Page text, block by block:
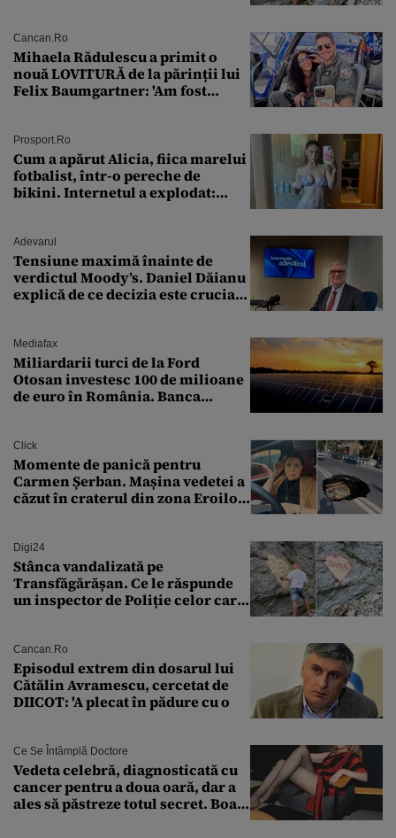
Cancan.ro
Mihaela Rădulescu a primit o
nouă LOVITURĂ de la părinții lui
Felix Baumgartner: 'Am fost
Prosport.ro
Cum a apărut Alicia, fiica marelui
fotbalist, într-o pereche de
bikini. Internetul a explodat:
Adevarul
Tensiune maximă înainte de
verdictul Moody’s. Daniel Dăianu
explică de ce decizia este crucială
Mediafax
Miliardarii turci de la Ford
Otosan investesc 100 de milioane
de euro în România. Banca
Click
Momente de panică pentru
Carmen Șerban. Mașina vedetei a
căzut în craterul din zona Eroilor:
Digi24
Stânca vandalizată pe
Transfăgărășan. Ce le răspunde
un inspector de Poliție celor care
Cancan.ro
Episodul extrem din dosarul lui
Cătălin Avramescu, cercetat de
DIICOT: 'A plecat în pădure cu o
Ce Se Întâmplă Doctore
Vedeta celebră, diagnosticată cu
cancer pentru a doua oară, dar a
ales să păstreze totul secret. Boala